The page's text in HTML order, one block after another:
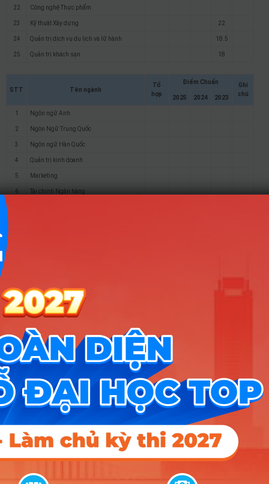
22 Công nghệ Thực phẩm
23 Kỹ thuật Xây dựng 22
24 Quản trị dịch vụ du lịch và lữ hành 18.5
25 Quản trị khách sạn 18
STT Tên ngành
Tổ
hợp
Điểm Chuẩn
Ghi
chú
2025 2024 2023
1 Ngôn ngữ Anh
2 Ngôn Ngữ Trung Quốc
3 Ngôn ngữ Hàn Quốc
4 Quản trị kinh doanh
5 Marketing
6 Tài chính Ngân hàng
13 Trí Tuệ nhân tạo ứng dụng
14 Công nghệ Chế tạo máy
Cơ điện tử
16 Công nghệ kỹ thuật ô tô
Công nghệ Kỹ thuật Nhiệt (Nhiệt – Điện
18 Điện lạnh và điều hoà không khí
19 Công nghệ Kỹ thuật Điện – Điện tử
Công nghệ Kỹ thuật Điều khiển – Tự động
hóa
22 Công nghệ Thực phẩm
Kỹ thuật Xây dựng